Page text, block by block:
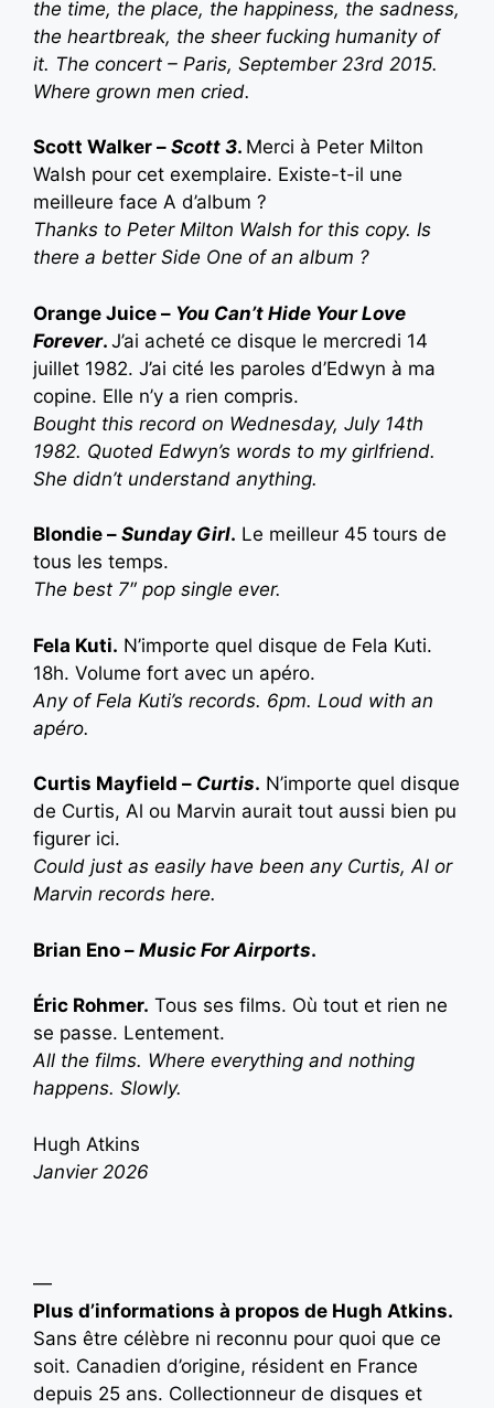
the time, the place, the happiness, the sadness,
the heartbreak, the sheer fucking humanity of
it. The concert – Paris, September 23rd 2015.
Where grown men cried.
Scott Walker – Scott 3. Merci à Peter Milton
Walsh pour cet exemplaire. Existe-t-il une
meilleure face A d’album ?
Thanks to Peter Milton Walsh for this copy. Is
there a better Side One of an album ?
Orange Juice – You Can’t Hide Your Love
Forever. J’ai acheté ce disque le mercredi 14
juillet 1982. J’ai cité les paroles d’Edwyn à ma
copine. Elle n’y a rien compris.
Bought this record on Wednesday, July 14th
1982. Quoted Edwyn’s words to my girlfriend.
She didn’t understand anything.
Blondie – Sunday Girl. Le meilleur 45 tours de
tous les temps.
The best 7″ pop single ever.
Fela Kuti. N’importe quel disque de Fela Kuti.
18h. Volume fort avec un apéro.
Any of Fela Kuti’s records. 6pm. Loud with an
apéro.
Curtis Mayfield – Curtis. N’importe quel disque
de Curtis, Al ou Marvin aurait tout aussi bien pu
figurer ici.
Could just as easily have been any Curtis, Al or
Marvin records here.
Brian Eno – Music For Airports.
Éric Rohmer. Tous ses films. Où tout et rien ne
se passe. Lentement.
All the films. Where everything and nothing
happens. Slowly.
Hugh Atkins
Janvier 2026
—
Plus d’informations à propos de Hugh Atkins.
Sans être célèbre ni reconnu pour quoi que ce
soit. Canadien d’origine, résident en France
depuis 25 ans. Collectionneur de disques et